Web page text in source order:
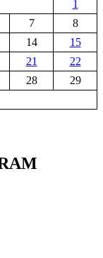
1
7
8
14
15
21
22
28
29